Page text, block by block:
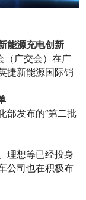
能源充电创新
（广交会）在广
捷新能源国际销
部发布的“第二批
理想等已经投身
公司也在积极布